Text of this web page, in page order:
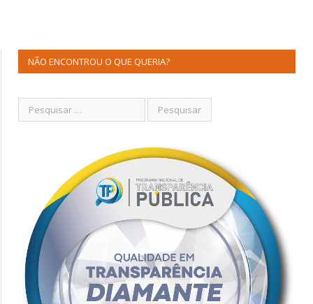
NÃO ENCONTROU O QUE QUERIA?